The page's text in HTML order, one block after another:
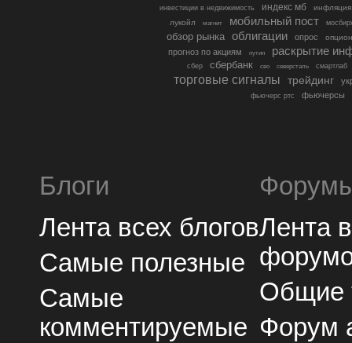
инвестиции в недвижимость индекс мб
инфляция
лукойл
магнит мобильный пост
обзор рынка облигации опрос
прогноз по акциям путин раскрытие
сбер сбербанк сво северсталь смартлаб
торговые сигналы трейдинг
фьючерс ртс фьючерсы
Блоги
Лента всех блогов
Самые полезные
Самые
комментируемые
Лента
Общие
Форум